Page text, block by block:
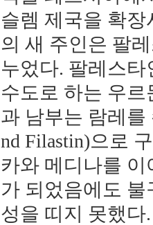
슬렘 제국을 확
의 새 주인은 팔
누었다. 팔레스
수도로 하는 우르
과 남부는 람레를
nd Filastin)으로
카와 메디나를
가 되었음에도
성을 띠지 못했다.